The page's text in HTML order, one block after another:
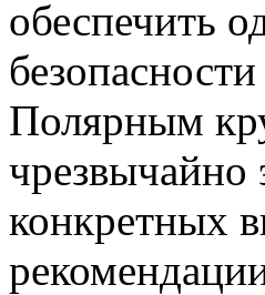
обеспечить
Полярным
конкретных